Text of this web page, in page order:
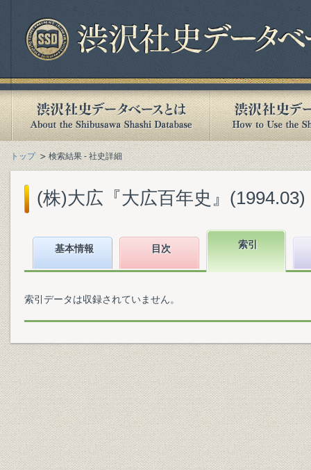
トップ 検索結果 - 社史詳細
(株)大広『大広百年史』(1994.03)
基本情報 目次 索引
索引データは収録されていません。